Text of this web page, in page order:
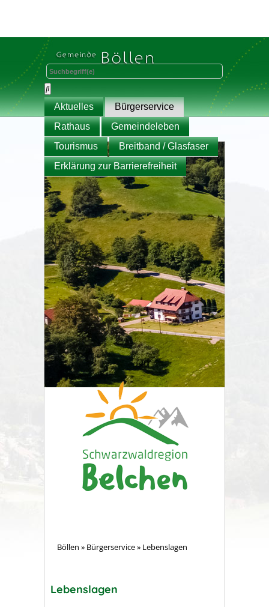
Aktuelles
Bürgerservice
Rathaus
Gemeindeleben
Tourismus
Breitband / Glasfaser
Erklärung zur Barrierefreiheit
Böllen » Bürgerservice» Lebenslagen
Lebenslagen